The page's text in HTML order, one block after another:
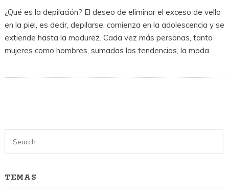
¿Qué es la depilación? El deseo de eliminar el exceso de vello
en la piel, es decir, depilarse, comienza en la adolescencia y se
extiende hasta la madurez. Cada vez más personas, tanto
mujeres como hombres, sumadas las tendencias, la moda
TEMAS